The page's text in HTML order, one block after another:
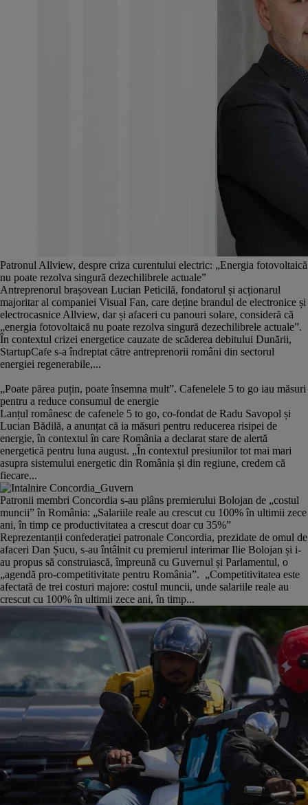
Patronul Allview, despre criza curentului electric: „Energia fotovoltaică
nu poate rezolva singură dezechilibrele actuale”
Antreprenorul brașovean Lucian Peticilă, fondatorul și acționarul
majoritar al companiei Visual Fan, care deține brandul de electronice și
electrocasnice Allview, dar și afaceri cu panouri solare, consideră că
„energia fotovoltaică nu poate rezolva singură dezechilibrele actuale”.
În contextul crizei energetice cauzate de scăderea debitului Dunării,
StartupCafe s-a îndreptat către antreprenorii români din sectorul
energiei regenerabile,...
„Poate părea puțin, poate însemna mult”. Cafenelele 5 to go iau măsuri
pentru a reduce consumul de energie
Lanțul românesc de cafenele 5 to go, co-fondat de Radu Savopol și
Lucian Bădilă, a anunțat că ia măsuri pentru reducerea risipei de
energie, în contextul în care România a declarat stare de alertă
energetică pentru luna august. „În contextul presiunilor tot mai mari
asupra sistemului energetic din România și din regiune, credem că
fiecare...
Patronii membri Concordia s-au plâns premierului Bolojan de „costul
muncii” în România: „Salariile reale au crescut cu 100% în ultimii zece
ani, în timp ce productivitatea a crescut doar cu 35%”
Reprezentanții confederației patronale Concordia, prezidate de omul de
afaceri Dan Șucu, s-au întâlnit cu premierul interimar Ilie Bolojan și i-
au propus să construiască, împreună cu Guvernul și Parlamentul, o
„agendă pro-competitivitate pentru România”. „Competitivitatea este
afectată de trei costuri majore: costul muncii, unde salariile reale au
crescut cu 100% în ultimii zece ani, în timp...